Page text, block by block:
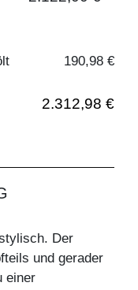
190,98 €
2.312,98 €
Der
und gerader
einer